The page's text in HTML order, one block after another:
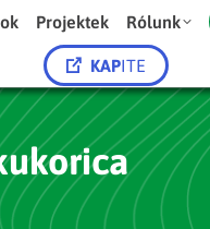
Projektek Rólunk
KAPITE